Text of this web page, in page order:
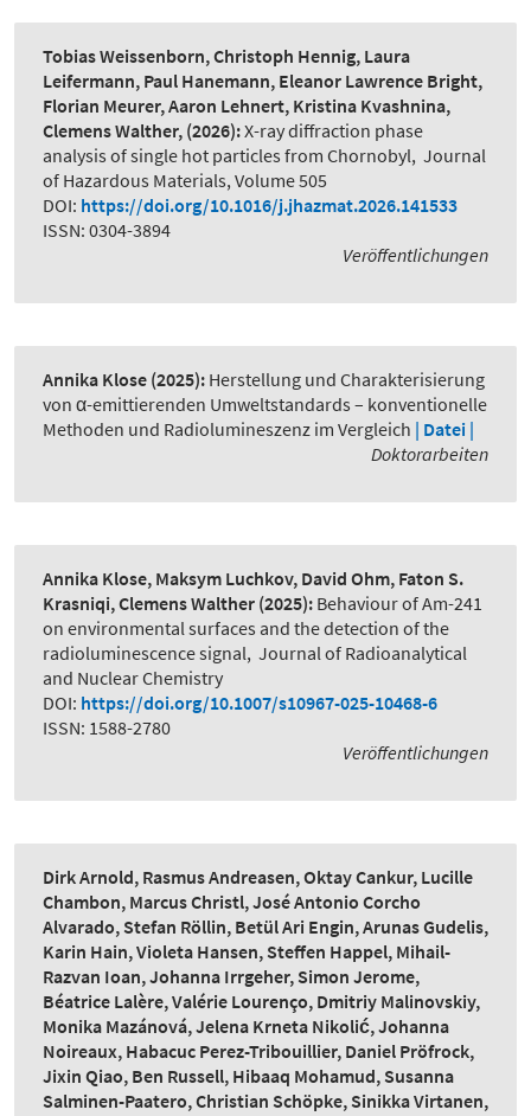
Tobias Weissenborn, Christoph Hennig, Laura
Leifermann, Paul Hanemann, Eleanor Lawrence Bright,
Florian Meurer, Aaron Lehnert, Kristina Kvashnina,
Clemens Walther, (2026):X-ray diffraction phase
analysis of single hot particles from Chornobyl, Journal
of Hazardous Materials, Volume 505
DOI: https://doi.org/10.1016/j.jhazmat.2026.141533
ISSN: 0304-3894
Veröffentlichungen
Annika Klose (2025): Herstellung und Charakterisierung
von α-emittierenden Umweltstandards – konventionelle
Methoden und Radiolumineszenz im Vergleich | Datei |
Doktorarbeiten
Annika Klose, Maksym Luchkov, David Ohm, Faton S.
Krasniqi, Clemens Walther (2025): Behaviour of Am-241
on environmental surfaces and the detection of the
radioluminescence signal, Journal of Radioanalytical
and Nuclear Chemistry
DOI: https://doi.org/10.1007/s10967-025-10468-6
ISSN: 1588-2780
Veröffentlichungen
Dirk Arnold, Rasmus Andreasen, Oktay Cankur, Lucille
Chambon, Marcus Christl, José Antonio Corcho
Alvarado, Stefan Röllin, Betül Ari Engin, Arunas Gudelis,
Karin Hain, Violeta Hansen, Steffen Happel, Mihail-
Razvan Ioan, Johanna Irrgeher, Simon Jerome,
Béatrice Lalère, Valérie Lourenço, Dmitriy Malinovskiy,
Monika Mazánová, Jelena Krneta Nikolić, Johanna
Noireaux, Habacuc Perez-Tribouillier, Daniel Pröfrock,
Jixin Qiao, Ben Russell, Hibaaq Mohamud, Susanna
Salminen-Paatero, Christian Schöpke, Sinikka Virtanen,